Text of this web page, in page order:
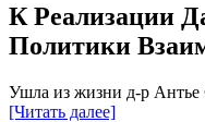
К Реализации
Политики
Ушла из жизни д-р
[Читать далее]